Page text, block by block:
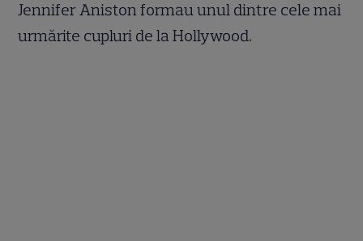
Jennifer Aniston formau unul dintre cele mai
urmărite cupluri de la Hollywood.